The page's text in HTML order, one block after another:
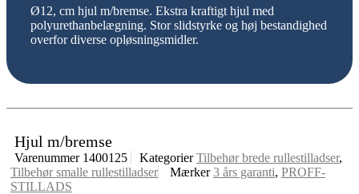
Ø12, cm hjul m/bremse. Ekstra kraftigt hjul med
polyurethanbelægning. Stor slidstyrke og høj bestandighed
overfor diverse opløsningsmidler.
Hjul m/bremse
Varenummer 1400125 Kategorier Tilbehør brede rullestilladser,
Tilbehør smalle rullestilladser
Mærker 3 års garanti, PROFF-
STILLADS